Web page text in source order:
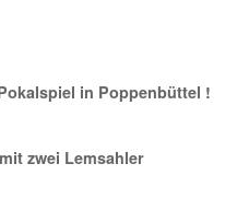
in Poppenbüttel !
zwei Lemsahler